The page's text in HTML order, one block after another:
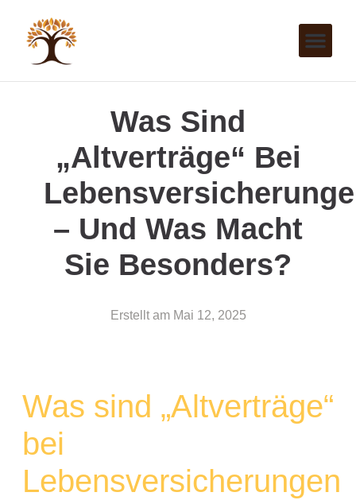
Was Sind
„Altverträge“ Bei
– Und Was Macht
Sie Besonders?
Erstellt am Mai 12, 2025
Was sind „Altverträge“
bei
Lebensversicherungen